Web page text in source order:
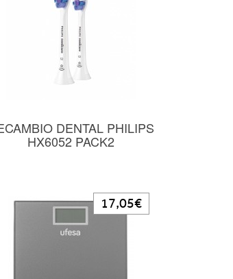
DENTAL PHILIPS
HX6052 PACK2
17,05€